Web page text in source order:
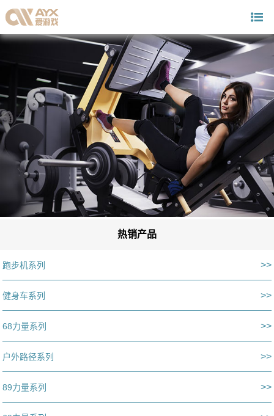
热销产品
跑步机系列 >>
健身车系列 >>
68力量系列 >>
户外路径系列 >>
89力量系列 >>